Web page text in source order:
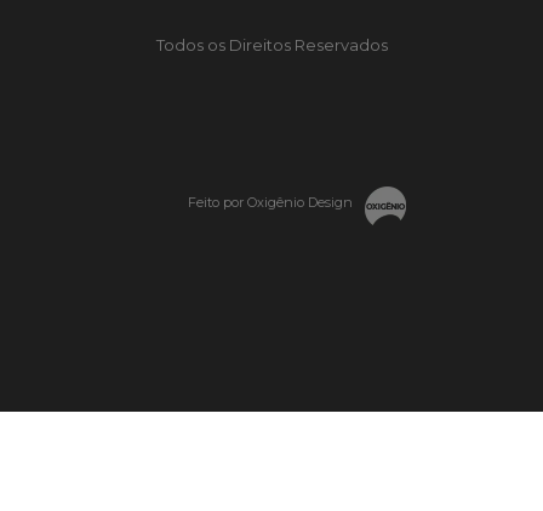
Todos os Direitos Reservados
Feito por Oxigênio Design